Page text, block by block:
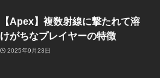
【Apex】複数射線に撃たれて溶
けがちなプレイヤーの特徴
2025年9月23日